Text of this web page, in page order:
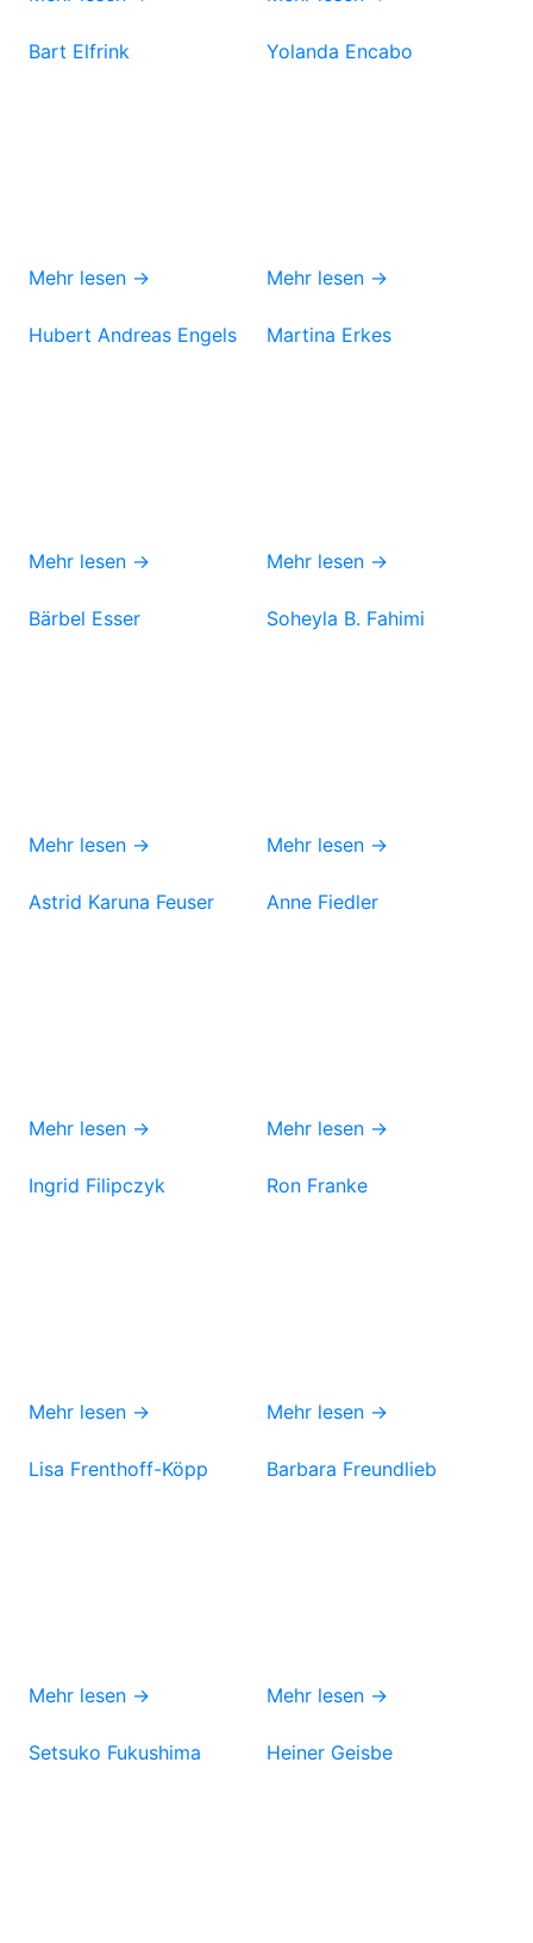
Bart Elfrink
Mehr lesen →
Yolanda Encabo
Mehr lesen →
Hubert Andreas Engels
Mehr lesen →
Martina Erkes
Mehr lesen →
Bärbel Esser
Mehr lesen →
Soheyla B. Fahimi
Mehr lesen →
Astrid Karuna Feuser
Mehr lesen →
Anne Fiedler
Mehr lesen →
Ingrid Filipczyk
Mehr lesen →
Ron Franke
Mehr lesen →
Lisa Frenthoff-Köpp
Mehr lesen →
Barbara Freundlieb
Mehr lesen →
Setsuko Fukushima Heiner Geisbe